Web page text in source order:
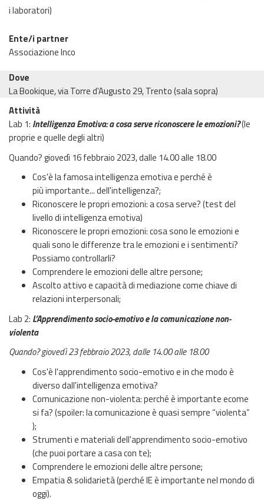
i laboratori)
Ente/i partner
Associazione Inco
Dove
La Bookique, via Torre d'Augusto 29, Trento (sala sopra)
Attività
Lab 1: Intelligenza Emotiva: a cosa serve riconoscere le emozioni?(le
proprie e quelle degli altri)
Quando? giovedì 16 febbraio 2023, dalle 14.00 alle 18.00
Cos'è la famosa intelligenza emotiva e perché è
più importante... dell'intelligenza?;
Riconoscere le propri emozioni: a cosa serve? (test del
livello di intelligenza emotiva)
Riconoscere le propri emozioni: cosa sono le emozioni e
quali sono le differenze tra le emozioni e i sentimenti?
Possiamo controllarli?
Comprendere le emozioni delle altre persone;
Ascolto attivo e capacità di mediazione come chiave di
relazioni interpersonali;
Lab 2: L’Apprendimento socio-emotivo e la comunicazione non-
violenta
Quando? giovedì 23 febbraio 2023, dalle 14.00 alle 18.00
Cos'è l'apprendimento socio-emotivo e in che modo è
diverso dall'intelligenza emotiva?
Comunicazione non-violenta: perché è importante ecome
si fa? (spoiler: la comunicazione è quasi sempre “violenta”
);
Strumenti e materiali dell'apprendimento socio-emotivo
(che puoi portare a casa con te);
Comprendere le emozioni delle altre persone;
Empatia & solidarietà (perché IE è importante nel mondo di
oggi).